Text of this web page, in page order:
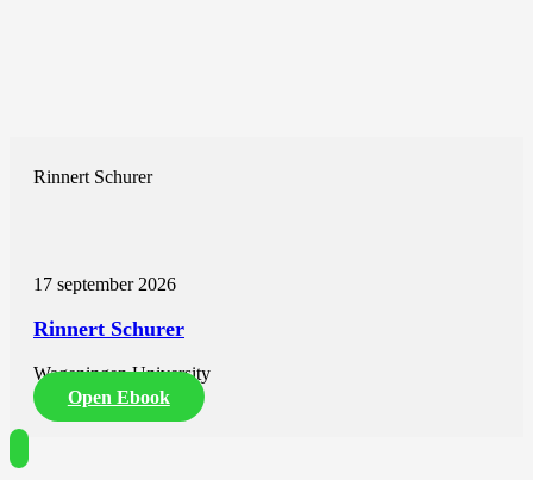
Rinnert Schurer
17 september 2026
Rinnert Schurer
Wageningen University
Open Ebook